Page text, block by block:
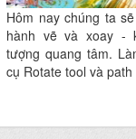
Hôm nay chúng ta
hành vẽ và xoay -
tượng quang tâm.
cụ Rotate tool và path